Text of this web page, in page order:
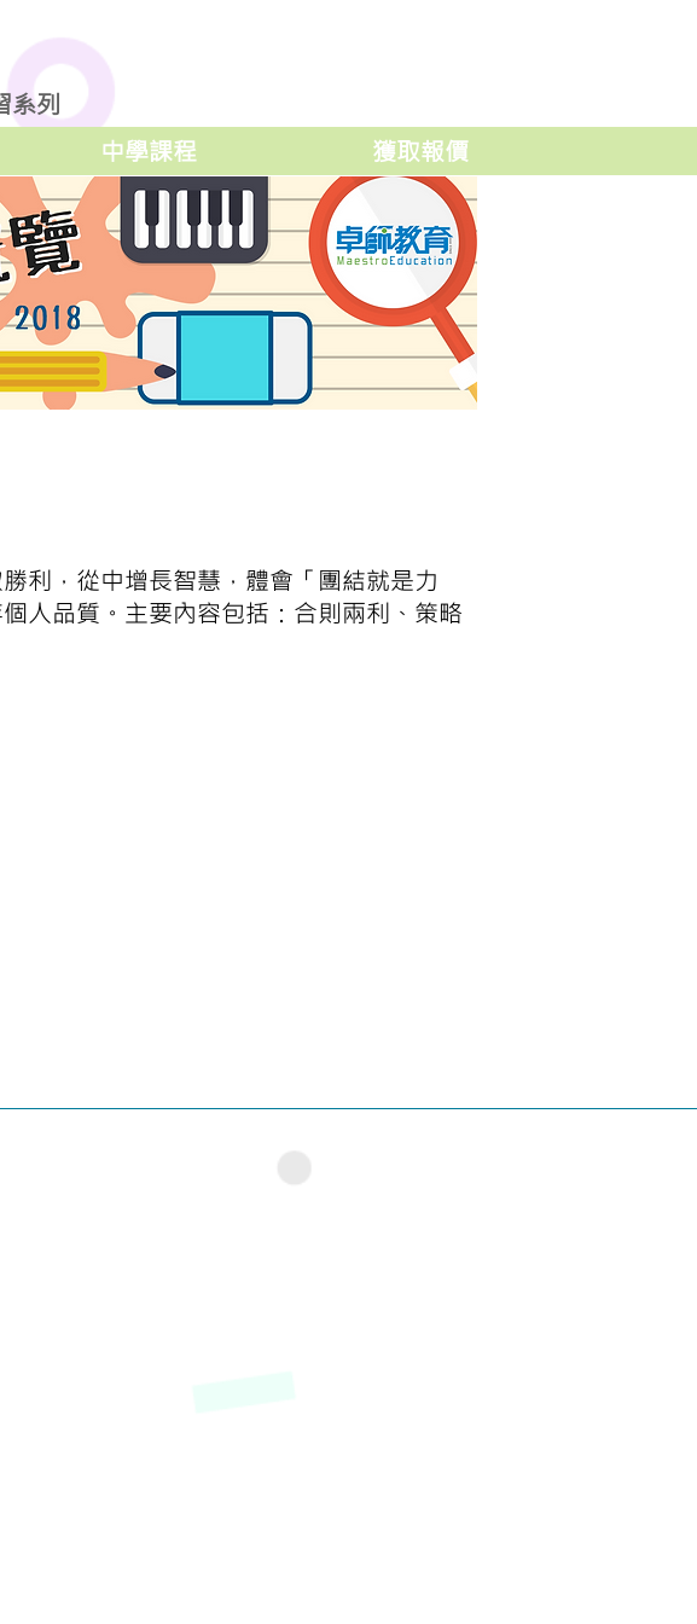
系列
中學課程 獲取報價
利，從中增長智慧，體會「團結就是力
人品質。主要內容包括：合則兩利、策略